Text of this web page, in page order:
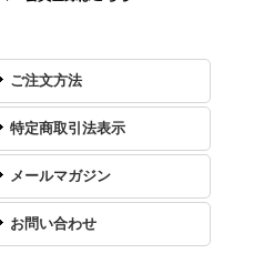
ご注文方法
特定商取引法表示
メールマガジン
お問い合わせ